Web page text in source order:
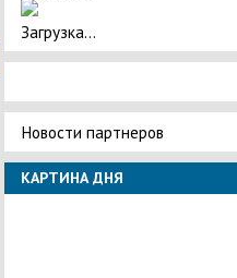
Загрузка...
Новости партнеров
КАРТИНА ДНЯ